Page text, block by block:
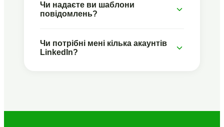
Чи надаєте ви шаблони
повідомлень?
Чи потрібні мені кілька акаунтів
LinkedIn?